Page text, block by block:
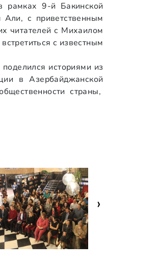
рамках 9-й Бакинской
Али, с приветственным
читателей с Михаилом
с известным
историями из
в Азербайджанской
страны,
›